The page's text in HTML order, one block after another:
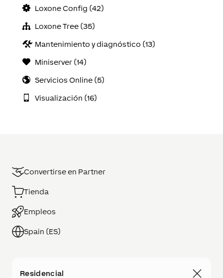
Loxone Config (42)
Loxone Tree (35)
Mantenimiento y diagnóstico (13)
Miniserver (14)
Servicios Online (5)
Visualización (16)
Convertirse en Partner
Tienda
Empleos
Spain (ES)
Residencial